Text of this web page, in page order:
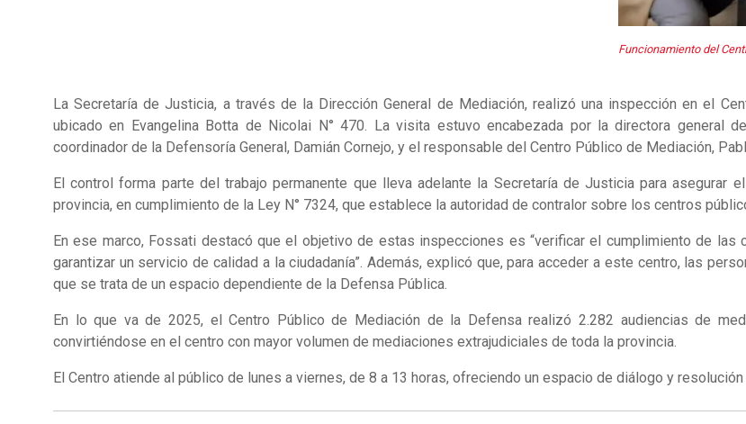
Funcionamiento del
La Secretaría de Justicia, a través de la Dirección General de Mediación, realizó una inspección en el
ubicado en Evangelina Botta de Nicolai N° 470. La visita estuvo encabezada por la directora general
coordinador de la Defensoría General, Damián Cornejo, y el responsable del Centro Público de Mediación,
El control forma parte del trabajo permanente que lleva adelante la Secretaría de Justicia para
provincia, en cumplimiento de la Ley N° 7324, que establece la autoridad de contralor sobre los centros
En ese marco, Fossati destacó que el objetivo de estas inspecciones es “verificar el cumplimiento de
garantizar un servicio de calidad a la ciudadanía”. Además, explicó que, para acceder a este centro, las
que se trata de un espacio dependiente de la Defensa Pública.
En lo que va de 2025, el Centro Público de Mediación de la Defensa realizó 2.282 audiencias de
convirtiéndose en el centro con mayor volumen de mediaciones extrajudiciales de toda la provincia.
El Centro atiende al público de lunes a viernes, de 8 a 13 horas, ofreciendo un espacio de diálogo y